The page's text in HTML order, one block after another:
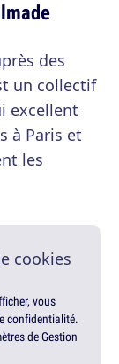
des
un collectif
excellent
à Paris et
les
cookies
vous
confidentialité.
de Gestion